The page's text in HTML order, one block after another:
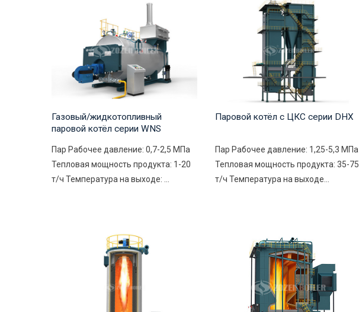
Газовый/жидкотопливный
паровой котёл серии WNS
Пар Рабочее давление: 0,7-2,5 МПа
Тепловая мощность продукта: 1-20
т/ч Температура на выходе: ...
Паровой котёл с ЦКС серии DHX
Пар Рабочее давление: 1,25-5,3 МПа
Тепловая мощность продукта: 35-75
т/ч Температура на выходе...